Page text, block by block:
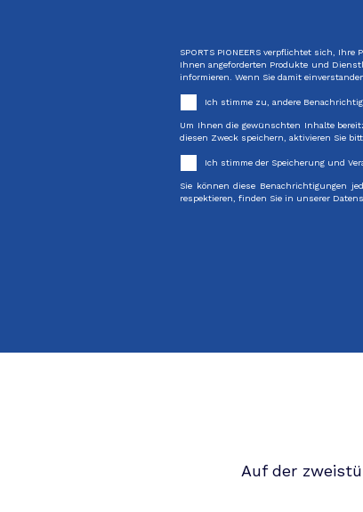
SPORTS PIONEERS verpflichtet sich,
Ihnen angeforderten Produkte und
informieren. Wenn Sie damit
Ich stimme zu, andere
Um Ihnen die gewünschten Inhalte
diesen Zweck speichern, aktivieren Sie
Ich stimme der Speicherung und
Sie können diese Benachrichtigungen
respektieren, finden Sie in unserer
Auf der